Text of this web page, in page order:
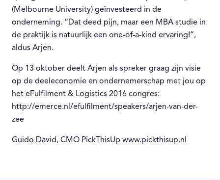
(Melbourne University) geïnvesteerd in de
onderneming. “Dat deed pijn, maar een MBA studie in
de praktijk is natuurlijk een one-of-a-kind ervaring!”,
aldus Arjen.
Op 13 oktober deelt Arjen als spreker graag zijn visie
op de deeleconomie en ondernemerschap met jou op
het eFulfilment & Logistics 2016 congres:
http://emerce.nl/efulfilment/speakers/arjen-van-der-
zee
Guido David, CMO PickThisUp www.pickthisup.nl